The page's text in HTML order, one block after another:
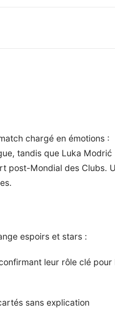
chargé en émotions :
tandis que Luka Modrić
post-Mondial des Clubs.
espoirs et stars :
leur rôle clé pour
sans explication